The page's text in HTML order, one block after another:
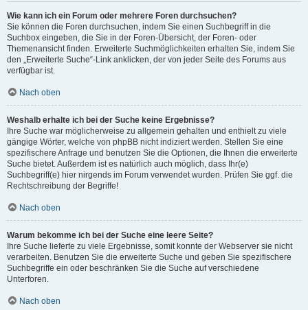
Wie kann ich ein Forum oder mehrere Foren durchsuchen?
Sie können die Foren durchsuchen, indem Sie einen Suchbegriff in die
Suchbox eingeben, die Sie in der Foren-Übersicht, der Foren- oder
Themenansicht finden. Erweiterte Suchmöglichkeiten erhalten Sie, indem Sie
den „Erweiterte Suche“-Link anklicken, der von jeder Seite des Forums aus
verfügbar ist.
Nach oben
Weshalb erhalte ich bei der Suche keine Ergebnisse?
Ihre Suche war möglicherweise zu allgemein gehalten und enthielt zu viele
gängige Wörter, welche von phpBB nicht indiziert werden. Stellen Sie eine
spezifischere Anfrage und benutzen Sie die Optionen, die Ihnen die erweiterte
Suche bietet. Außerdem ist es natürlich auch möglich, dass Ihr(e)
Suchbegriff(e) hier nirgends im Forum verwendet wurden. Prüfen Sie ggf. die
Rechtschreibung der Begriffe!
Nach oben
Warum bekomme ich bei der Suche eine leere Seite?
Ihre Suche lieferte zu viele Ergebnisse, somit konnte der Webserver sie nicht
verarbeiten. Benutzen Sie die erweiterte Suche und geben Sie spezifischere
Suchbegriffe ein oder beschränken Sie die Suche auf verschiedene
Unterforen.
Nach oben